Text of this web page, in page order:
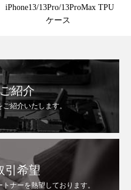
iPhone13/13Pro/13ProMax TPU
ケース
紹介
紹介いたします。
引希望
ナーを熱望しております。